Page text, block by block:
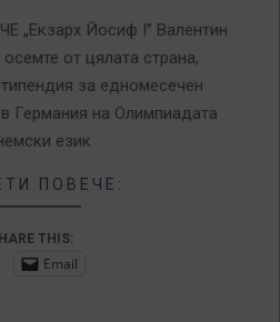
„Екзарх Йосиф I” Валентин
от цялата страна,
за едномесечен
Германия на Олимпиадата
език
ПОВЕЧЕ:
THIS:
Email